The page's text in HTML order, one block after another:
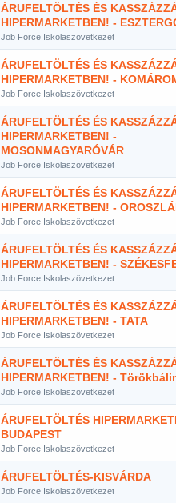
ÁRUFELTÖLTÉS ÉS
HIPERMARKETBEN! -
Job Force Iskolaszövetkezet
ÁRUFELTÖLTÉS ÉS
HIPERMARKETBEN! -
Job Force Iskolaszövetkezet
ÁRUFELTÖLTÉS ÉS
HIPERMARKETBEN! -
MOSONMAGYARÓVÁR
Job Force Iskolaszövetkezet
ÁRUFELTÖLTÉS ÉS
HIPERMARKETBEN! -
Job Force Iskolaszövetkezet
ÁRUFELTÖLTÉS ÉS
HIPERMARKETBEN! -
Job Force Iskolaszövetkezet
ÁRUFELTÖLTÉS ÉS
HIPERMARKETBEN! - TATA
Job Force Iskolaszövetkezet
ÁRUFELTÖLTÉS ÉS
HIPERMARKETBEN! -
Job Force Iskolaszövetkezet
ÁRUFELTÖLTÉS
BUDAPEST
Job Force Iskolaszövetkezet
ÁRUFELTÖLTÉS-KISVÁRDA
Job Force Iskolaszövetkezet